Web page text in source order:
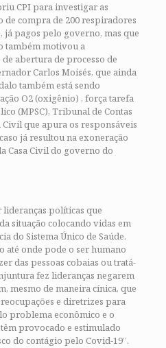
CPI para investigar as
compra de 200 respiradores
já pagos pelo governo, mas que
também motivou a
abertura de processo de
Carlos Moisés, que ainda
também está sendo
O2 (oxigênio) , força tarefa
(MPSC), Tribunal de Contas
Civil que apura os responsáveis
já resultou na exoneração
Casa Civil do governo do
políticas que
situação colocando vidas em
do Sistema Único de Saúde.
até onde pode o ser humano
das pessoas cobaias ou tratá-
fez lideranças negarem
mesmo de maneira cínica, que
e diretrizes para
problema econômico e o
provocado e estimulado
do contágio pelo Covid-19”.